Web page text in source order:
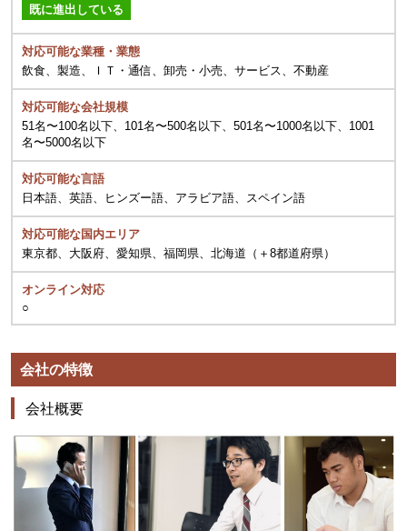
既に進出している
対応可能な業種・業態
飲食、製造、ＩＴ・通信、卸売・小売、サービス、不動産
対応可能な会社規模
51名〜100名以下、101名〜500名以下、501名〜1000名以下、1001
名〜5000名以下
対応可能な言語
日本語、英語、ヒンズー語、アラビア語、スペイン語
対応可能な国内エリア
東京都、大阪府、愛知県、福岡県、北海道（＋8都道府県）
オンライン対応
○
会社の特徴
会社概要